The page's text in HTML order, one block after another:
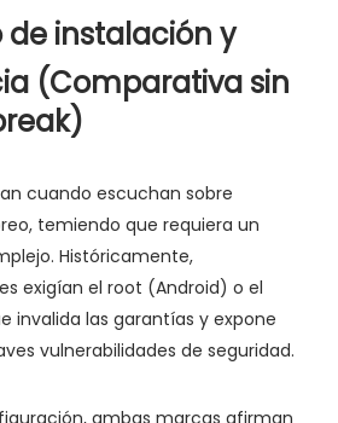
de instalación y
(Comparativa sin
cuando escuchan sobre
temiendo que requiera un
Históricamente,
exigían el root (Android) o el
invalida las garantías y expone
vulnerabilidades de seguridad.